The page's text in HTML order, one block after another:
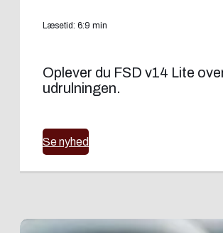
Læsetid: 6:9 min
Oplever du FSD v14 Lite
udrulningen.
Se nyhed